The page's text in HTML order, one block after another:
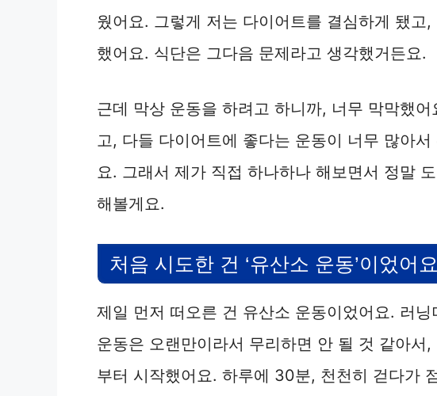
웠어요. 그렇게 저는 다이어트를 결심하게 됐고,
했어요. 식단은 그다음 문제라고 생각했거든요.
근데 막상 운동을 하려고 하니까, 너무 막막했
고, 다들 다이어트에 좋다는 운동이 너무 많아
요. 그래서 제가 직접 하나하나 해보면서 정말
해볼게요.
처음 시도한 건 ‘유산소 운동’이었어요
제일 먼저 떠오른 건 유산소 운동이었어요. 러
운동은 오랜만이라서 무리하면 안 될 것 같아서
부터 시작했어요. 하루에 30분, 천천히 걷다가